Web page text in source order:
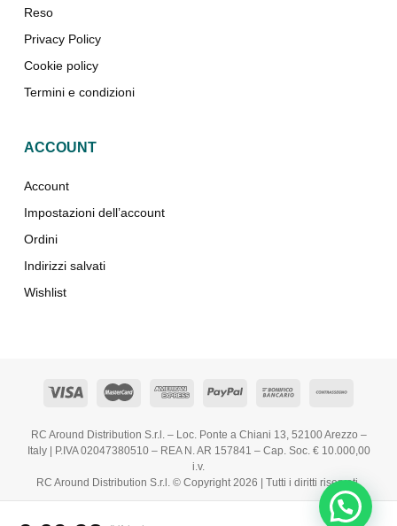
Reso
Privacy Policy
Cookie policy
Termini e condizioni
ACCOUNT
Account
Impostazioni dell’account
Ordini
Indirizzi salvati
Wishlist
RC Around Distribution S.r.l. – Loc. Ponte a Chiani 13, 52100 Arezzo –
Italy | P.IVA 02047380510 – REA N. AR 157841 – Cap. Soc. € 10.000,00
i.v.
RC Around Distribution S.r.l. © Copyright 2026 | Tutti i diritti riservati.